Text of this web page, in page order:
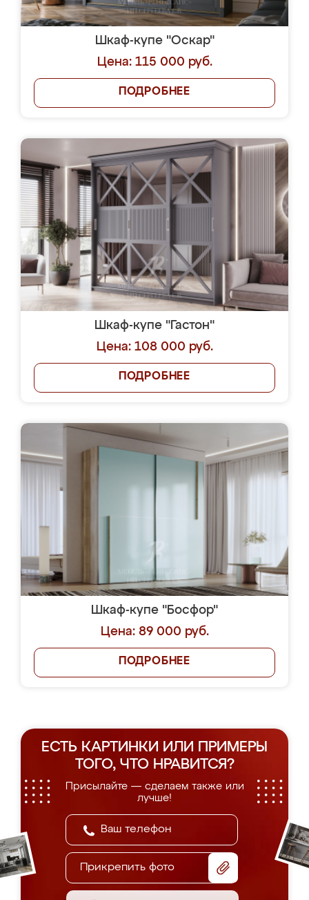
Шкаф-купе "Оскар"
Цена: 115 000 руб.
ПОДРОБНЕЕ
Шкаф-купе "Гастон"
Цена: 108 000 руб.
ПОДРОБНЕЕ
Шкаф-купе "Босфор"
Цена: 89 000 руб.
ПОДРОБНЕЕ
ЕСТЬ КАРТИНКИ ИЛИ ПРИМЕРЫ
ТОГО, ЧТО НРАВИТСЯ?
Присылайте — сделаем также или
лучше!
Прикрепить фото